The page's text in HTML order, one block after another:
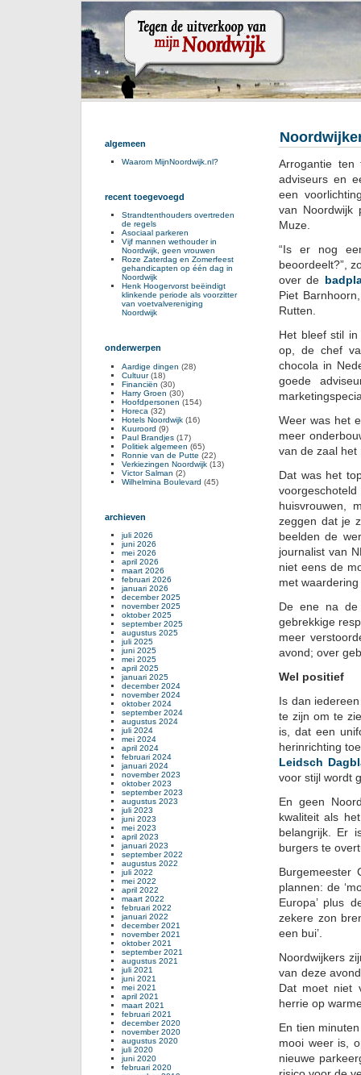
Arrogantie ten
adviseurs en
een
van Noordwijk
Muze.
“Is er nog
beoordeelt?”,
over de
Piet
Rutten.
Het bleef stil
op, de chef
chocola in
goede
Weer was het
meer
van de zaal het
Dat was het
huisvrouwen,
zeggen dat je
beelden de
journalist van
niet eens de
met
De ene na de
gebrekkige
meer
avond; over
Wel positief
Is dan
te zijn om te
is, dat een
herinrichting
Leidsch
voor stijl wordt
En geen
kwaliteit als
belangrijk. Er
burgers te
Burgemeester
plannen: de
Europa’ plus
zekere zon
een bui’.
Noordwijkers
van deze
Dat moet niet
herrie op
En tien
mooi weer is,
nieuwe
algemeen
Waarom MijnNoordwijk.nl?
recent toegevoegd
Strandtenthouders overtreden
de regels
Asociaal parkeren
Vijf mannen wethouder in
Noordwijk, geen vrouwen
Roze Zaterdag en Zomerfeest
gehandicapten op één dag in
Noordwijk
Henk Hoogervorst beëindigt
klinkende periode als voorzitter
van voetvalvereniging
Noordwijk
onderwerpen
Aardige dingen (28)
Cultuur(18)
Financiën (30)
Harry Groen (30)
Hoofdpersonen (154)
Horeca (32)
Hotels Noordwijk (16)
Kuuroord (9)
Paul Brandjes (17)
Politiek algemeen (65)
Ronnie van de Putte (22)
Verkiezingen Noordwijk (13)
Victor Salman (2)
Wilhelmina Boulevard (45)
archieven
juli 2026
juni 2026
mei 2026
april 2026
maart 2026
februari 2026
januari 2026
december 2025
november 2025
oktober 2025
september 2025
augustus 2025
juli 2025
juni 2025
mei 2025
april 2025
januari 2025
december 2024
november 2024
oktober 2024
september 2024
augustus 2024
juli 2024
mei 2024
april 2024
februari 2024
januari 2024
november 2023
oktober 2023
september 2023
augustus 2023
juli 2023
juni 2023
mei 2023
april 2023
januari 2023
september 2022
augustus 2022
juli 2022
mei 2022
april 2022
maart 2022
februari 2022
januari 2022
december 2021
november 2021
oktober 2021
september 2021
augustus 2021
juli 2021
juni 2021
mei 2021
april 2021
maart 2021
februari 2021
december 2020
november 2020
augustus 2020
juli 2020
juni 2020
februari 2020